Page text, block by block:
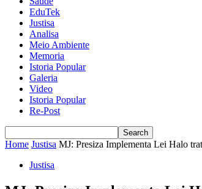
EduTek
Justisa
Analisa
Meio Ambiente
Memoria
Istoria Popular
Galeria
Video
Istoria Popular
Re-Post
Home Justisa MJ: Presiza Implementa Lei Halo
Justisa